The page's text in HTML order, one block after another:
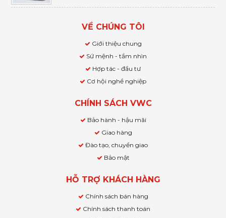
VỀ CHÚNG TÔI
Giới thiệu chung
Sứ mệnh - tầm nhìn
Hợp tác - đầu tư
Cơ hội nghề nghiệp
CHÍNH SÁCH VWC
Bảo hành - hậu mãi
Giao hàng
Đào tạo, chuyển giao
Bảo mật
HỖ TRỢ KHÁCH HÀNG
Chính sách bán hàng
Chính sách thanh toán